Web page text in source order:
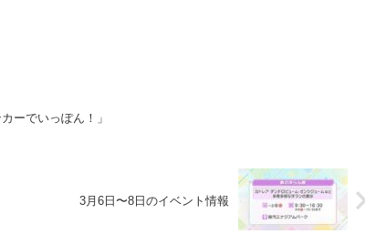
ーでいっぽん！」
3月6日〜8日のイベント情報